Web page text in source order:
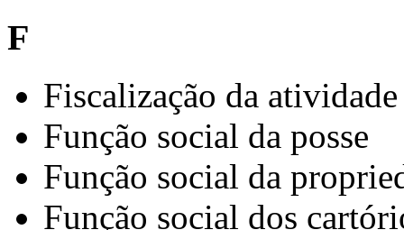
F
Fiscalização da
Função social da posse
Função social da
Função social dos